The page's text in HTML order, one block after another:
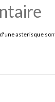
asterisque